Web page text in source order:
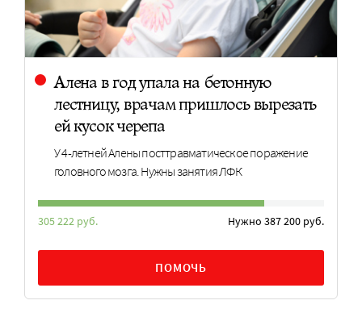
Алена в год упала на бетонную
лестницу, врачам пришлось вырезать
ей кусок черепа
У 4-летней Алены посттравматическое поражение
головного мозга. Нужны занятия ЛФК
305 222 руб. Нужно 387 200 руб.
ПОМОЧЬ